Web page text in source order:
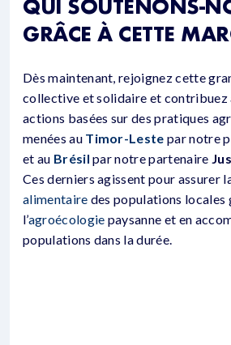
QUI SOUTENONS-
GRÂCE À CETTE
Dès maintenant, rejoignez cette
collective et solidaire et contribuez
actions basées sur des pratiques
menées au Timor-Leste par notre
et au Brésil par notre partenaire
Ces derniers agissent pour assurer
alimentaire des populations locales
l’agroécologie paysanne et en
populations dans la durée.